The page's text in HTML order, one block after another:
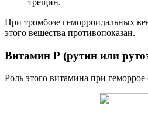
При тромбозе геморроидальных
этого вещества противопоказан.
Витамин Р (рутин или
Роль этого витамина при